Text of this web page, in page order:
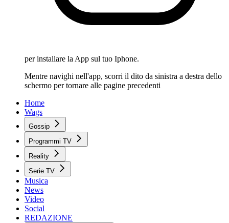
per installare la App sul tuo Iphone.
Mentre navighi nell'app, scorri il dito da sinistra a destra dello
schermo per tornare alle pagine precedenti
Home
Wags
Gossip
Programmi TV
Reality
Serie TV
Musica
News
Video
Social
REDAZIONE